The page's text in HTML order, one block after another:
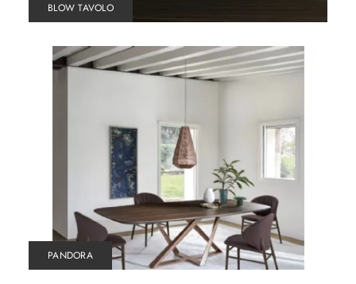
BLOW TAVOLO
PANDORA